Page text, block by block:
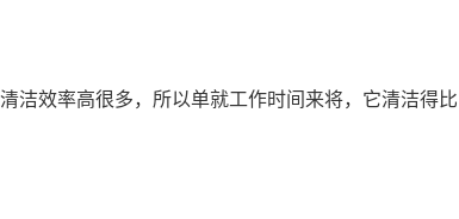
洁效率高很多，所以单就工作时间来将，它清洁得比